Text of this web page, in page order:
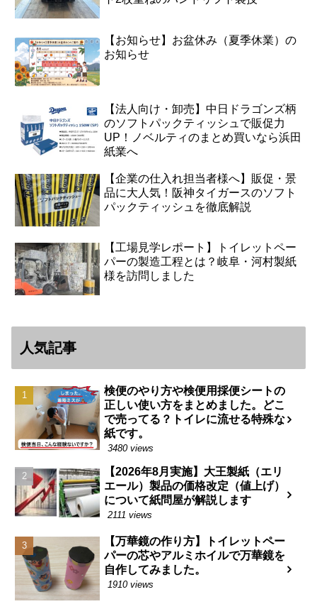
【お知らせ】お盆休み（夏季休業）の
お知らせ
【法人向け・卸売】中日ドラゴンズ柄
のソフトパックティッシュで販促力
UP！ノベルティのまとめ買いなら浜田
紙業へ
【企業の仕入れ担当者様へ】販促・景
品に大人気！阪神タイガースのソフト
パックティッシュを徹底解説
【工場見学レポート】トイレットペー
パーの製造工程とは？岐阜・河村製紙
様を訪問しました
人気記事
検便のやり方や検便用採便シートの
正しい使い方をまとめました。どこ
で売ってる？トイレに流せる特殊な
紙です。
3480 views
【2026年8月実施】大王製紙（エリ
エール）製品の価格改定（値上げ）
について紙問屋が解説します
2111 views
【万華鏡の作り方】トイレットペー
パーの芯やアルミホイルで万華鏡を
自作してみました。
1910 views